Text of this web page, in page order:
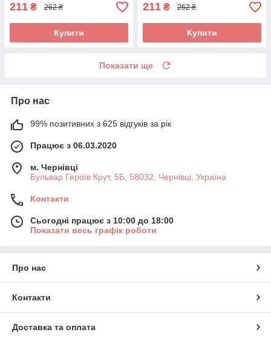
211 ₴ 262 ₴
Купити
211 ₴ 262 ₴
Купити
Показати ще
Про нас
99% позитивних з 625 відгуків за рік
Працює з 06.03.2020
м. Чернівці
Бульвар Героїв Крут, 5Б, 58032, Чернівці, Україна
Контакти
Сьогодні працює з 10:00 до 18:00
Показати весь графік роботи
Про нас
Контакти
Доставка та оплата